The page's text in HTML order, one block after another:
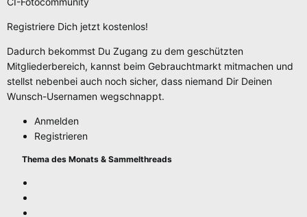
Registriere Dich jetzt kostenlos!
Dadurch bekommst Du Zugang zu dem geschützten
Mitgliederbereich, kannst beim Gebrauchtmarkt mitmachen und
stellst nebenbei auch noch sicher, dass niemand Dir Deinen
Wunsch-Usernamen wegschnappt.
Anmelden
Registrieren
Thema des Monats & Sammelthreads